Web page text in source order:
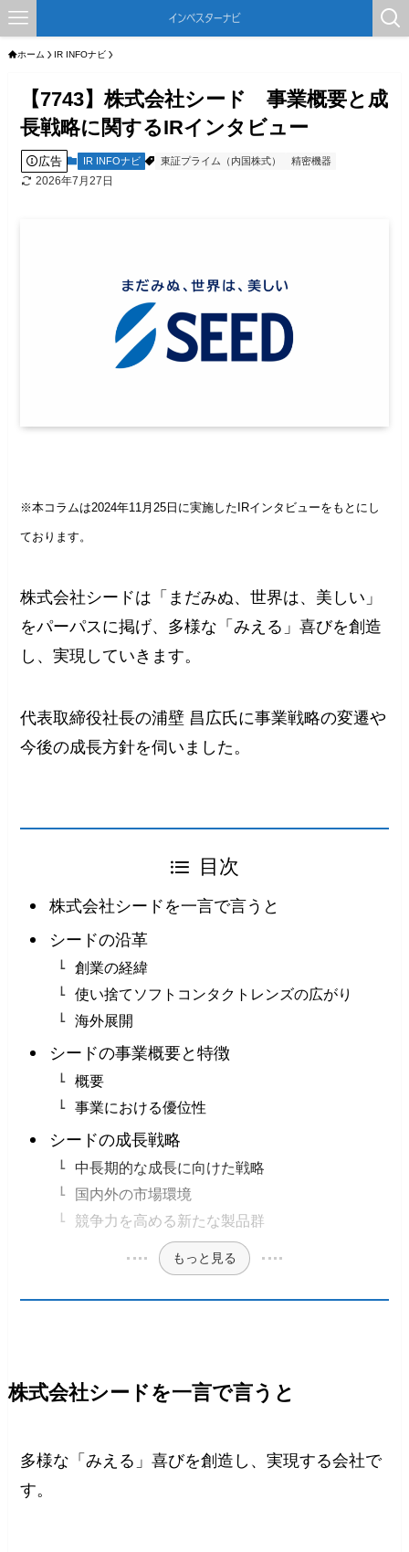
ホーム IR INFOナビ
【7743】株式会社シード 事業概要と成
長戦略に関するIRインタビュー
広告 IR INFOナビ 東証プライム（内国株式） 精密機器
2026年7月27日
※本コラムは2024年11月25日に実施したIRインタビューをもとにし
ております。
株式会社シードは「まだみぬ、世界は、美しい」
をパーパスに掲げ、多様な「みえる」喜びを創造
し、実現していきます。
代表取締役社長の浦壁 昌広氏に事業戦略の変遷や
今後の成長方針を伺いました。
目次
株式会社シードを一言で言うと
シードの沿革
創業の経緯
使い捨てソフトコンタクトレンズの広がり
海外展開
シードの事業概要と特徴
概要
事業における優位性
シードの成長戦略
中長期的な成長に向けた戦略
国内外の市場環境
競争力を高める新たな製品群
もっと見る
株式会社シードを一言で言うと
多様な「みえる」喜びを創造し、実現する会社で
す。